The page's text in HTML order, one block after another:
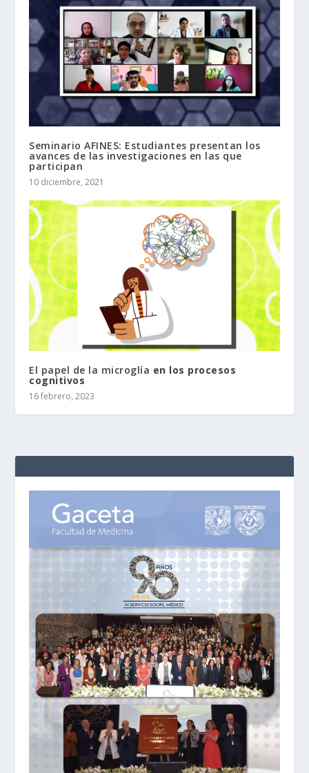
Seminario AFINES: Estudiantes presentan los
avances de las investigaciones en las que
participan
10 diciembre, 2021
El papel de la microglía en los procesos
cognitivos
16 febrero, 2023